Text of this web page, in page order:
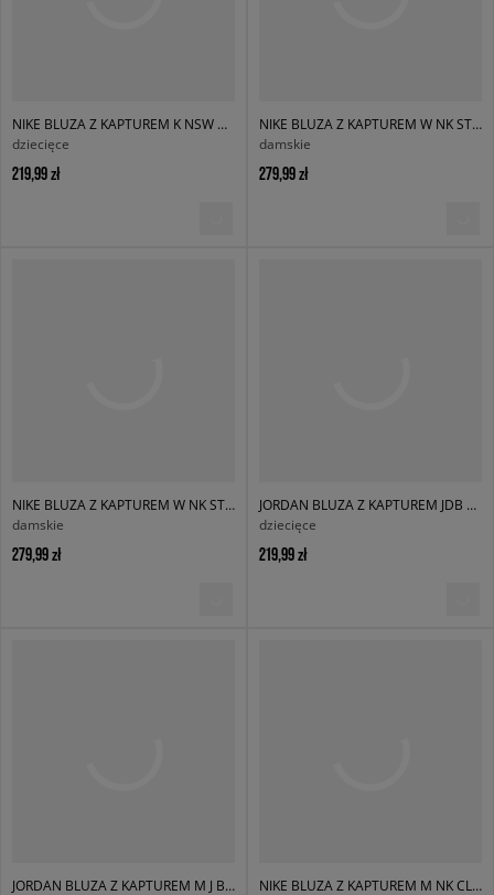
NIKE BLUZA Z KAPTUREM K NSW CLB FLC OS HDY
dziecięce
219,99 zł
NIKE BLUZA Z KAPTUREM W NK STDO FLC OS PO HDY
damskie
279,99 zł
NIKE BLUZA Z KAPTUREM W NK STDO FLC MW OS PO HDY
damskie
279,99 zł
JORDAN BLUZA Z KAPTUREM JDB MJ BROOKLYN FLC PO BOY
dziecięce
219,99 zł
JORDAN BLUZA Z KAPTUREM M J BRK OVZ FLC PO BB
NIKE BLUZA Z KAPTUREM M NK CLUB BB PO HOODIE